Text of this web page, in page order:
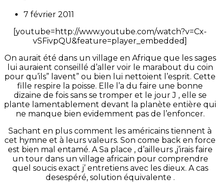
7 février 2011
[youtube=http://www.youtube.com/watch?v=Cx-
vSFivpQU&feature=player_embedded]
On aurait été dans un village en Afrique que les sages
lui auraient conseillé d’aller voir le marabout du coin
pour qu’ils” lavent” ou bien lui nettoient l’esprit. Cette
fille respire la poisse. Elle l’a du faire une bonne
dizaine de fois sans se tromper et le jour J , elle se
plante lamentablement devant la planète entière qui
ne manque bien evidemment pas de l’enfoncer.
Sachant en plus comment les américains tiennent à
cet hymne et à leurs valeurs. Son come back en force
est bien mal entamé. A Sa place , d’ailleurs ,j’irais faire
un tour dans un village africain pour comprendre
quel soucis exact j’ entretiens avec les dieux. A cas
desespéré, solution équivalente .